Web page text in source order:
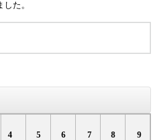
た。
4
5
6
7
8
9